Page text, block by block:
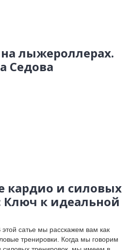
лыжероллерах.
Седова
кардио и силовых
Ключ к идеальной
этой сатье мы расскажем вам как
тренировки. Когда мы говорим